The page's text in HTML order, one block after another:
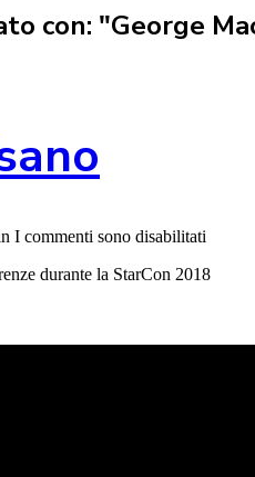
con: "George
I commenti sono disabilitati
durante la StarCon 2018